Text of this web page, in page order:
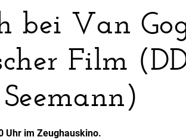
bei Van
Film
Uhr im Zeughauskino.